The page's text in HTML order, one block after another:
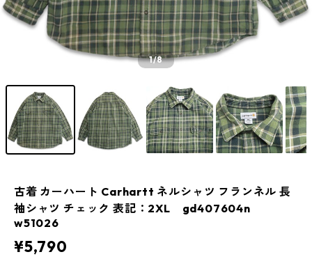
1/8
古着 カーハート Carhartt ネルシャツ フランネル 長
袖シャツ チェック 表記：2XL gd407604n
w51026
¥5,790